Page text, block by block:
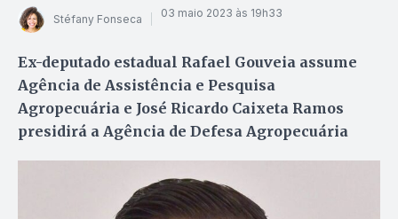
Stéfany Fonseca 03 maio 2023 às 19h33
Ex-deputado estadual Rafael Gouveia assume
Agência de Assistência e Pesquisa
Agropecuária e José Ricardo Caixeta Ramos
presidirá a Agência de Defesa Agropecuária